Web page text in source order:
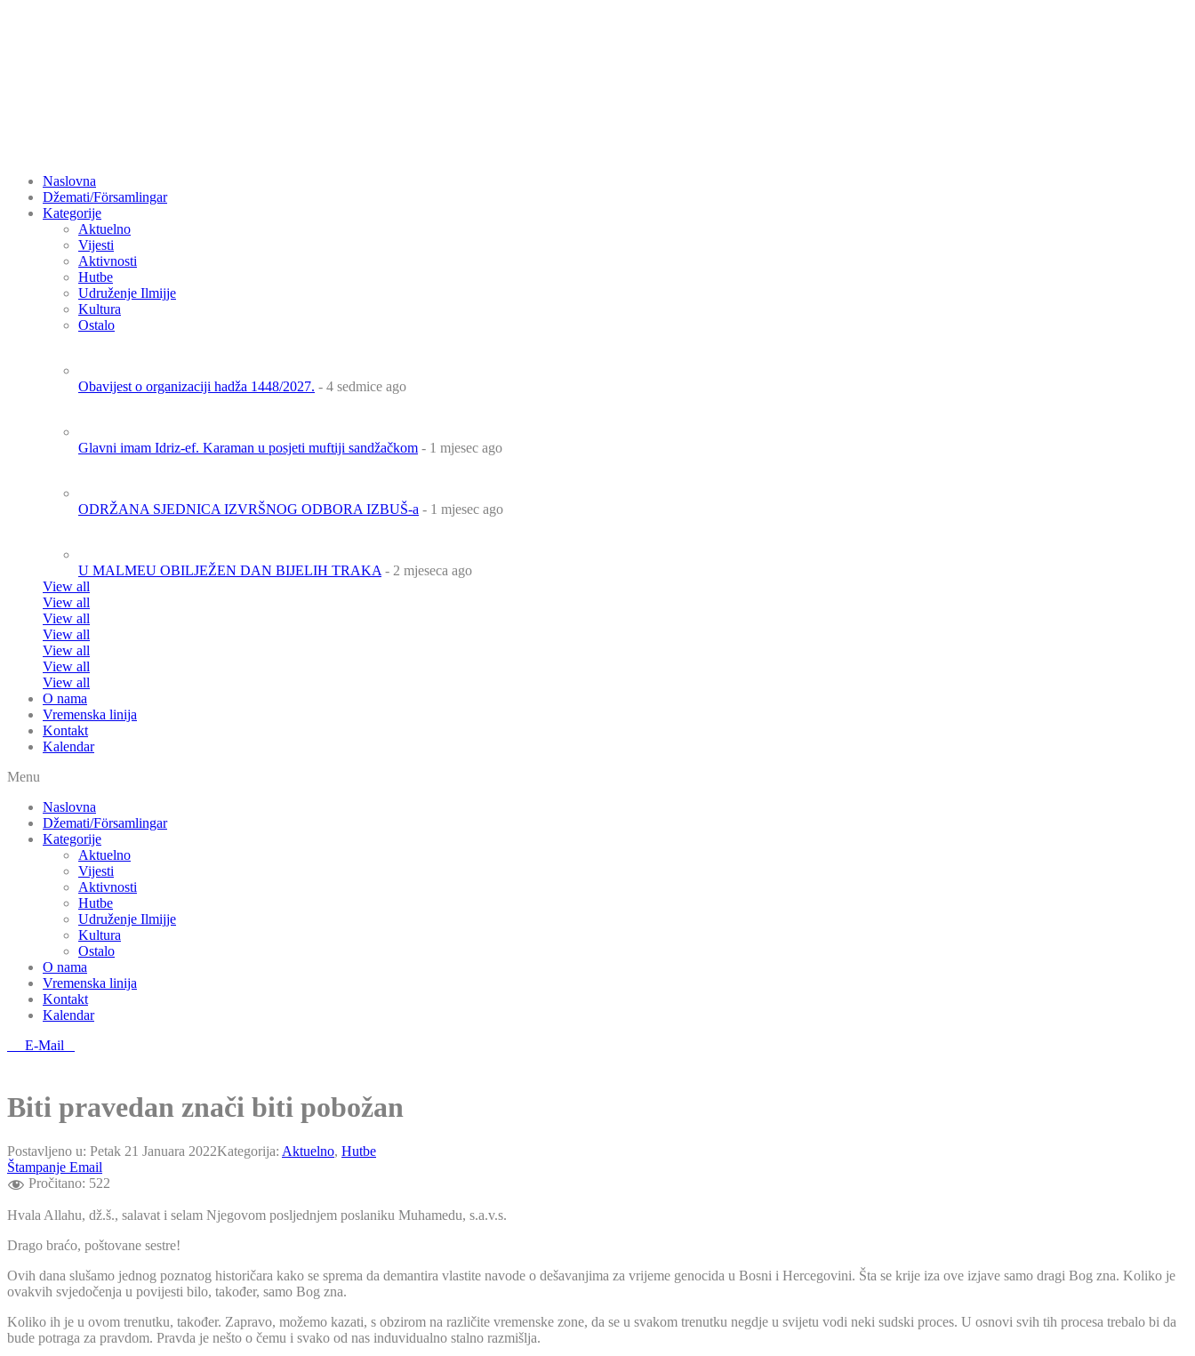
Naslovna
Džemati/Församlingar
Kategorije
Aktuelno
Vijesti
Aktivnosti
Hutbe
Udruženje Ilmijje
Kultura
Ostalo
Obavijest o organizaciji hadža 1448/2027. - 4 sedmice ago
Glavni imam Idriz-ef. Karaman u posjeti muftiji sandžačkom - 1 mjesec ago
ODRŽANA SJEDNICA IZVRŠNOG ODBORA IZBUŠ-a - 1 mjesec ago
U MALMEU OBILJEŽEN DAN BIJELIH TRAKA - 2 mjeseca ago
View all
View all
View all
View all
View all
View all
View all
O nama
Vremenska linija
Kontakt
Kalendar
Menu
Naslovna
Džemati/Församlingar
Kategorije
Aktuelno
Vijesti
Aktivnosti
Hutbe
Udruženje Ilmijje
Kultura
Ostalo
O nama
Vremenska linija
Kontakt
Kalendar
E-Mail
Biti pravedan znači biti pobožan
Postavljeno u: Petak 21 Januara 2022Kategorija: Aktuelno, Hutbe
Štampanje Email
Pročitano: 522
Hvala Allahu, dž.š., salavat i selam Njegovom posljednjem poslaniku Muhamedu, s.a.v.s.
Drago braćo, poštovane sestre!
Ovih dana slušamo jednog poznatog historičara kako se sprema da demantira vlastite navode o dešavanjima za vrijeme genocida u Bosni i Hercegovini. Šta se krije iza ove izjave samo dragi Bog zna. Koliko je
ovakvih svjedočenja u povijesti bilo, također, samo Bog zna.
Koliko ih je u ovom trenutku, također. Zapravo, možemo kazati, s obzirom na različite vremenske zone, da se u svakom trenutku negdje u svijetu vodi neki sudski proces. U osnovi svih tih procesa trebalo bi da
bude potraga za pravdom. Pravda je nešto o čemu i svako od nas induvidualno stalno razmišlja.